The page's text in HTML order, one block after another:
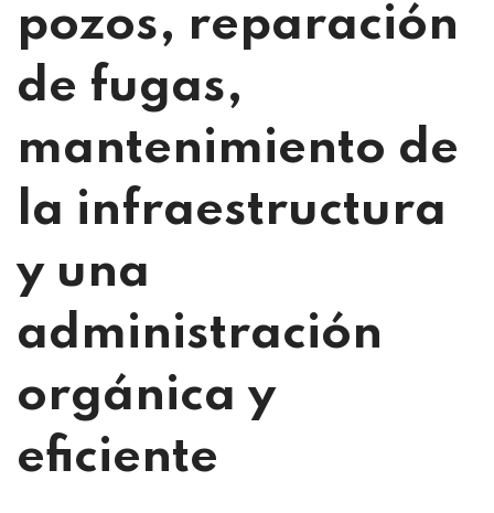
pozos, reparación
de fugas,
mantenimiento de
la infraestructura
y una
administración
orgánica y
eficiente